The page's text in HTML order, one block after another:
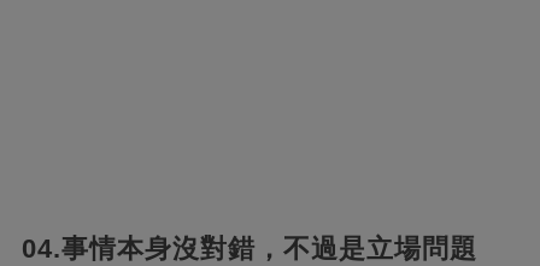
04.事情本身沒對錯，不過是立場問題